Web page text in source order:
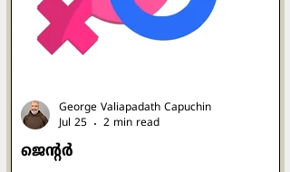
പുരുഷന്മാരും സ്ത്രീകളും, ഉയരം
കുറഞ്ഞവരും ഉയരമുള്ളവരും,
തടിച്ചവരും മെലിഞ്ഞവരും,
ജെൻ്റർ
George Valiapadath Capuchin
Jul 25
2 min read